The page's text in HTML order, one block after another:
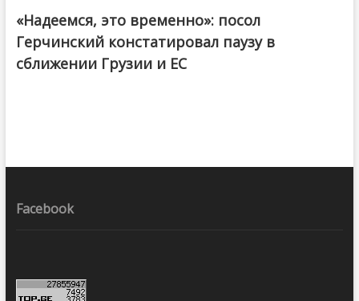
«Надеемся, это временно»: посол
Герчинский констатировал паузу в
сближении Грузии и ЕС
Facebook